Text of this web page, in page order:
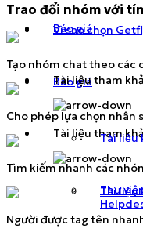
Báo giá
Tài liệu tham
Tài liệu
Thư
Vì sao chọn
Báo giá
Tài liệu tham
Tài liệu
Trao đổi nhóm với
Tạo nhóm chat theo các
Cho phép lựa chọn nhân
Tìm kiếm nhanh các
Người được tag tên